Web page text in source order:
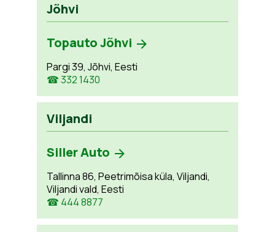
Jõhvi
Topauto Jõhvi
Pargi 39, Jõhvi, Eesti
☎ 332 1430
Viljandi
Siller Auto
Tallinna 86, Peetrimõisa küla, Viljandi,
Viljandi vald, Eesti
☎ 444 8877